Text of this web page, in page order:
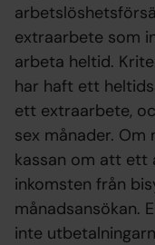
extraarbete som
arbeta heltid.
har haft ett
ett extraarbete,
sex månader.
kassan om att ett
inkomsten från
månadsansökan.
inte